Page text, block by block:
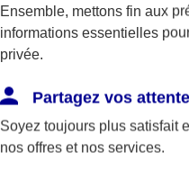
a été
Ensemble, mettons fin aux
informations essentielles
privée.
Partagez vos
Soyez toujours plus satisfait
nos offres et nos services.